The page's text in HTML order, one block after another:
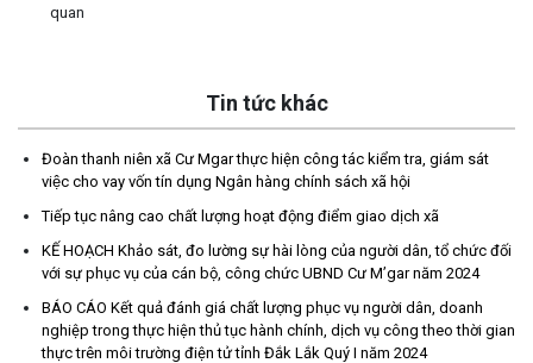
quan
Tin tức khác
Đoàn thanh niên xã Cư Mgar thực hiện công tác kiểm tra, giám sát
việc cho vay vốn tín dụng Ngân hàng chính sách xã hội
Tiếp tục nâng cao chất lượng hoạt động điểm giao dịch xã
KẾ HOẠCH Khảo sát, đo lường sự hài lòng của người dân, tổ chức đối
với sự phục vụ của cán bộ, công chức UBND Cư M’gar năm 2024
BÁO CÁO Kết quả đánh giá chất lượng phục vụ người dân, doanh
nghiệp trong thực hiện thủ tục hành chính, dịch vụ công theo thời gian
thực trên môi trường điện tử tỉnh Đắk Lắk Quý I năm 2024
TRIỂN KHAI, GIAO NHIỆM VỤ TÌM KIẾM, QUY TẬP VÀ XÁC ĐỊNH
(27/07/2026)
HỘI LIÊN HIỆP PHỤ NỮ XÃ THĂM, TẶNG QUÀ CÁC GIA ĐÌNH
CHÍNH SÁCH NHÂN NGÀY THƯƠNG BINH - LIỆT SĨ 27/7
(27/07/2026)